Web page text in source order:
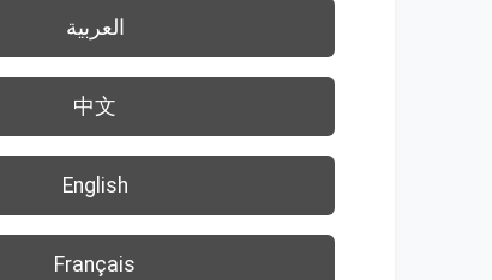
العربية
中文
English
Français